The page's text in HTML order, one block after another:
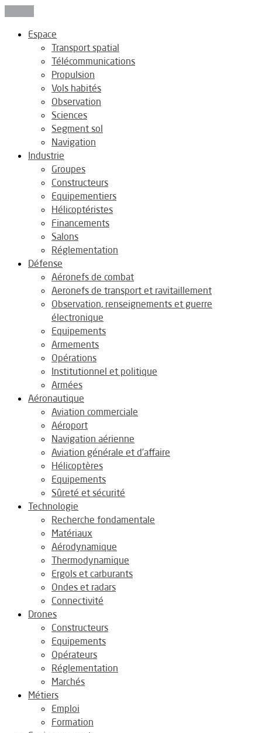
Espace
Transport spatial
Télécommunications
Propulsion
Vols habités
Observation
Sciences
Segment sol
Navigation
Industrie
Groupes
Constructeurs
Equipementiers
Hélicoptéristes
Financements
Salons
Réglementation
Défense
Aéronefs de combat
Aeronefs de transport et ravitaillement
Observation, renseignements et guerre
électronique
Equipements
Armements
Opérations
Institutionnel et politique
Armées
Aéronautique
Aviation commerciale
Aéroport
Navigation aérienne
Aviation générale et d’affaire
Hélicoptères
Equipements
Sûreté et sécurité
Technologie
Recherche fondamentale
Matériaux
Aérodynamique
Thermodynamique
Ergols et carburants
Ondes et radars
Connectivité
Drones
Constructeurs
Equipements
Opérateurs
Réglementation
Marchés
Métiers
Emploi
Formation